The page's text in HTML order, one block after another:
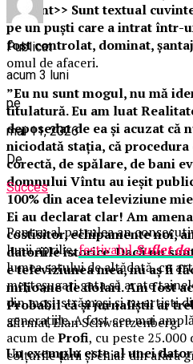
pământ>> Sunt textual
pe un puşti care a intrat într-
fost controlat, dominat,
omul de afaceri.
”Eu nu sunt mogul, nu mă
titulatură. Eu am luat
deposedat de ea și acuzat că
niciodată stația, că
corectă, de spălare, de bani
domnului Vîntu au ieșit
100% din acea televiziune
Ei au declarat clar! Am
costisitor, echipamente noi,
datoriile istorice. Dacă nu
e televiziunea mea, nu aș fi
milioane de dolari. Am fost
Probabil că și jurnaliștii ar
afirmat Elan Schwartzenberg.
Un exemplu este al unei
Publicat
acum 3 luni
pe
mai 11, 2026
De
Succes
Pentru al patrulea an
lunii aprilie,festivalulSuflet
lumea satului de altădată, cu
meșteșugari gata să arate
din moși-strămoși și cu artiști
generațiile. A fost cea mai
acum deProfi, cu peste
colțurile țării și chiar din afara